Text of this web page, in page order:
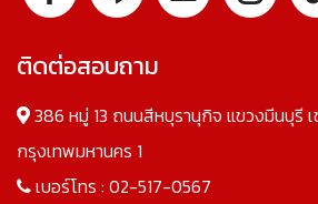
ติดต่อสอบถาม
386 หมู่ 13 ถนนสีหบุรานุกิจ แขวงมีนบุรี
กรุงเทพมหานคร 1
เบอร์โทร : 02-517-0567